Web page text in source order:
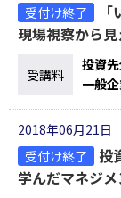
受付け終了
現場視察から
受講料
投資
一般
2018年06月21日
受付け終了
投
学んだマネジメ